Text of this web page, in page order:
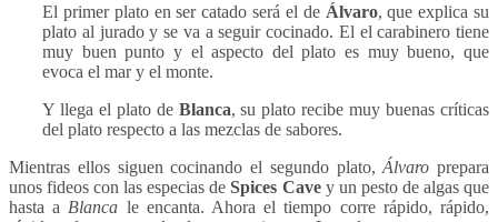
El primer plato en ser catado será el de Álvaro, que explica su
plato al jurado y se va a seguir cocinado. El el carabinero tiene
muy buen punto y el aspecto del plato es muy bueno, que
evoca el mar y el monte.
Y llega el plato de Blanca, su plato recibe muy buenas críticas
del plato respecto a las mezclas de sabores.
Mientras ellos siguen cocinando el segundo plato,Álvaro prepara
unos fideos con las especias deSpices Cavey un pesto de algas que
hasta a Blanca le encanta. Ahora el tiempo corre rápido, rápido,